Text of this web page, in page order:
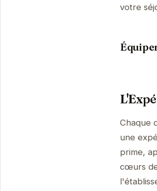
votre
Chaque
une
prime,
cœurs